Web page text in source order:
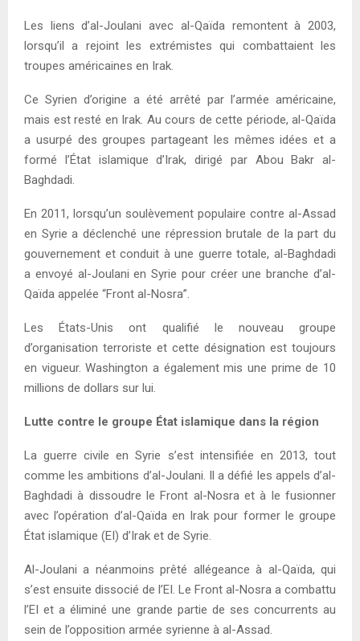
Les liens d’al-Joulani avec al-Qaïda remontent à 2003,
lorsqu’il a rejoint les extrémistes qui combattaient les
troupes américaines en Irak.
Ce Syrien d’origine a été arrêté par l’armée américaine,
mais est resté en Irak. Au cours de cette période, al-Qaïda
a usurpé des groupes partageant les mêmes idées et a
formé l’État islamique d’Irak, dirigé par Abou Bakr al-
Baghdadi.
En 2011, lorsqu’un soulèvement populaire contre al-Assad
en Syrie a déclenché une répression brutale de la part du
gouvernement et conduit à une guerre totale, al-Baghdadi
a envoyé al-Joulani en Syrie pour créer une branche d’al-
Qaïda appelée “Front al-Nosra”.
Les États-Unis ont qualifié le nouveau groupe
d’organisation terroriste et cette désignation est toujours
en vigueur. Washington a également mis une prime de 10
millions de dollars sur lui.
Lutte contre le groupe État islamique dans la région
La guerre civile en Syrie s’est intensifiée en 2013, tout
comme les ambitions d’al-Joulani. Il a défié les appels d’al-
Baghdadi à dissoudre le Front al-Nosra et à le fusionner
avec l’opération d’al-Qaïda en Irak pour former le groupe
État islamique (EI) d’Irak et de Syrie.
Al-Joulani a néanmoins prêté allégeance à al-Qaïda, qui
s’est ensuite dissocié de l’EI. Le Front al-Nosra a combattu
l’EI et a éliminé une grande partie de ses concurrents au
sein de l’opposition armée syrienne à al-Assad.